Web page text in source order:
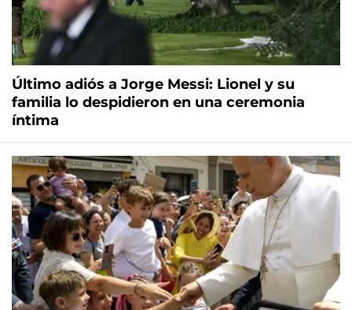
Último adiós a Jorge Messi: Lionel y su
familia lo despidieron en una ceremonia
íntima